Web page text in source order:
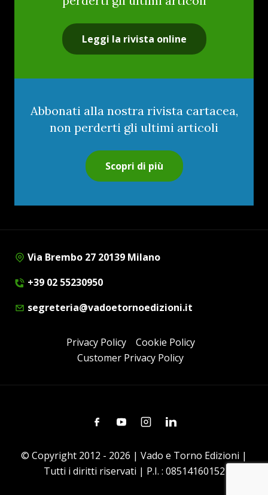
Leggi la rivista online
Abbonati alla nostra rivista cartacea,
non perderti gli ultimi articoli
Scopri di più
Via Brembo 27 20139 Milano
+39 02 55230950
segreteria@vadoetornoedizioni.it
Privacy Policy
Cookie Policy
Customer Privacy Policy
FacebookYoutubeInstagramLinkedin
© Copyright 2012 - 2026 | Vado e Torno Edizioni |
Tutti i diritti riservati | P.I. : 08514160152